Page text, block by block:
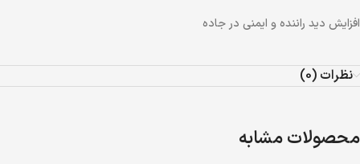
افزایش دید راننده و ایمنی در جاده
نظرات (0)
محصولات مشابه